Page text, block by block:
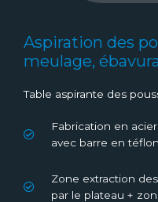
Aspiration des
meulage,
Table aspirante des
Fabrication en
avec barre en
Zone extraction
par le plateau +